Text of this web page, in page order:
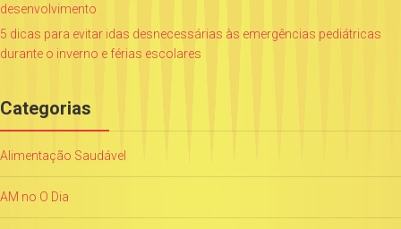
desenvolvimento
5 dicas para evitar idas desnecessárias às emergências pediátricas
durante o inverno e férias escolares
Categorias
Alimentação Saudável
AM no O Dia